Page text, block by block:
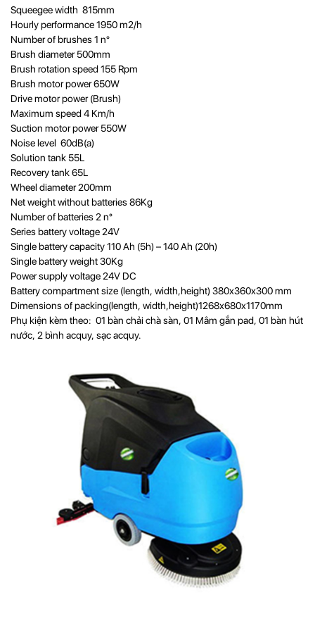
Squeegee width 815mm
Hourly performance 1950 m2/h
Number of brushes 1 n°
Brush diameter 500mm
Brush rotation speed 155 Rpm
Brush motor power 650W
Drive motor power (Brush)
Maximum speed 4 Km/h
Suction motor power 550W
Noise level 60dB(a)
Solution tank 55L
Recovery tank 65L
Wheel diameter 200mm
Net weight without batteries 86Kg
Number of batteries 2 n°
Series battery voltage 24V
Single battery capacity 110 Ah (5h) – 140 Ah (20h)
Single battery weight 30Kg
Power supply voltage 24V DC
Battery compartment size (length, width,height) 380x360x300 mm
Dimensions of packing(length, width,height)1268x680x1170mm
Phụ kiện kèm theo: 01 bàn chải chà sàn, 01 Mâm gắn pad, 01 bàn hút
nước, 2 bình acquy, sạc acquy.